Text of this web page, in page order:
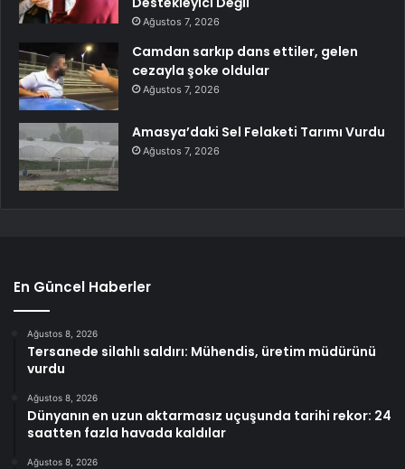
Ağustos 7, 2026
Camdan sarkıp dans ettiler, gelen
cezayla şoke oldular
Ağustos 7, 2026
Amasya’daki Sel Felaketi Tarımı Vurdu
Ağustos 7, 2026
En Güncel Haberler
Ağustos 8, 2026
Tersanede silahlı saldırı: Mühendis, üretim müdürünü
vurdu
Ağustos 8, 2026
Dünyanın en uzun aktarmasız uçuşunda tarihi rekor: 24
saatten fazla havada kaldılar
Ağustos 8, 2026